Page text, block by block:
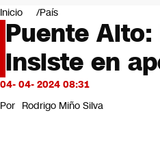
Mundo
Negocios
Deportes
Programas completos
Cultura
Servicios
Bits
CNN Data
Inicio País
Puente
insiste en
04- 04- 2024 08:31
Por Rodrigo Miño Silva